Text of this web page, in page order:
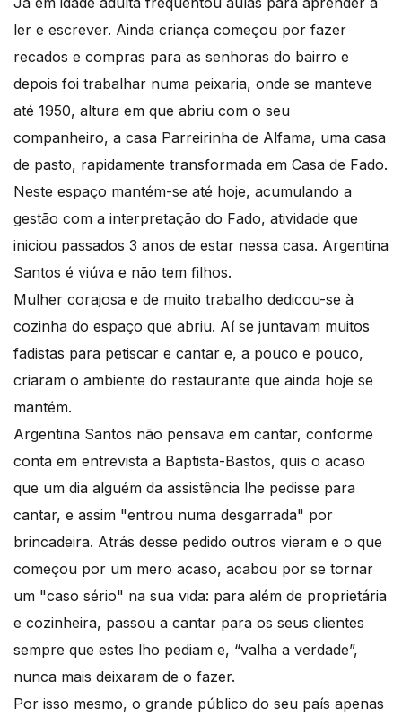
ler e escrever. Ainda criança começou por fazer
recados e compras para as senhoras do bairro e
depois foi trabalhar numa peixaria, onde se manteve
até 1950, altura em que abriu com o seu
companheiro, a casa Parreirinha de Alfama, uma casa
de pasto, rapidamente transformada em Casa de Fado.
Neste espaço mantém-se até hoje, acumulando a
gestão com a interpretação do Fado, atividade que
iniciou passados 3 anos de estar nessa casa. Argentina
Santos é viúva e não tem filhos.
Mulher corajosa e de muito trabalho dedicou-se à
cozinha do espaço que abriu. Aí se juntavam muitos
fadistas para petiscar e cantar e, a pouco e pouco,
criaram o ambiente do restaurante que ainda hoje se
mantém.
Argentina Santos não pensava em cantar, conforme
conta em entrevista a Baptista-Bastos, quis o acaso
que um dia alguém da assistência lhe pedisse para
cantar, e assim "entrou numa desgarrada" por
brincadeira. Atrás desse pedido outros vieram e o que
começou por um mero acaso, acabou por se tornar
um "caso sério" na sua vida: para além de proprietária
e cozinheira, passou a cantar para os seus clientes
sempre que estes lho pediam e, “valha a verdade”,
nunca mais deixaram de o fazer.
Por isso mesmo, o grande público do seu país apenas